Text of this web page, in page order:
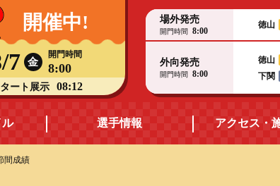
開催中!
7 金
開門時間
8:00
ート展示 08:12
場外発売
開門時間 8:00
徳山
外向発売
開門時間 8:00
徳山
下関
選手情報 アクセス・
間成績